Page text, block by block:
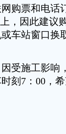
购票和电话
，因此建议
车站窗口换
受施工影响
刻7：00，